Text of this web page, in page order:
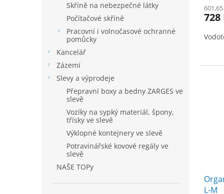
Skříně na nebezpečné látky
Počítačové skříně
Pracovní i volnočasové ochranné
pomůcky
Kancelář
Zázemí
Slevy a výprodeje
Přepravní boxy a bedny ZARGES ve
slevě
Vozíky na sypký materiál, špony,
třísky ve slevě
Výklopné kontejnery ve slevě
Potravinářské kovové regály ve
slevě
NAŠE TOPy
728
L-M